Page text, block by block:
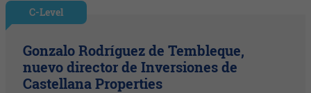
C-Level
Gonzalo Rodríguez de Tembleque,
nuevo director de Inversiones de
Castellana Properties